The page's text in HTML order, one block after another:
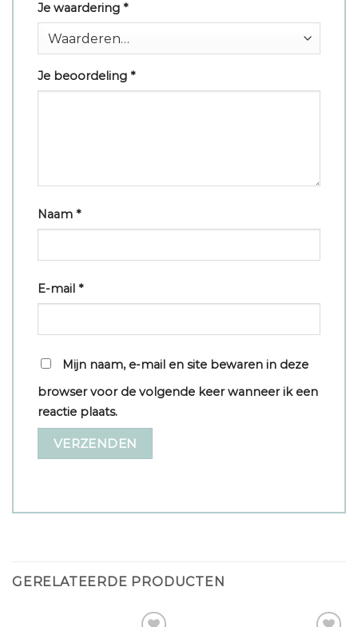
Je waardering *
Je beoordeling *
Naam *
E-mail *
Mijn naam, e-mail en site bewaren in deze
browser voor de volgende keer wanneer ik een
reactie plaats.
GERELATEERDE PRODUCTEN